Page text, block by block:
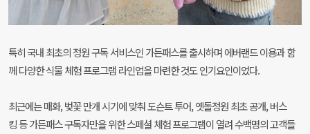
특히 국내 최초의 정원 구독 서비스인 가든패스를 출시하며 에버랜드 이용과 함
께 다양한 식물 체험 프로그램 라인업을 마련한 것도 인기요인이었다.
최근에는 매화, 벚꽃 만개 시기에 맞춰 도슨트 투어, 옛돌정원 최초 공개, 버스
킹 등 가든패스 구독자만을 위한 스페셜 체험 프로그램이 열려 수백명의 고객들